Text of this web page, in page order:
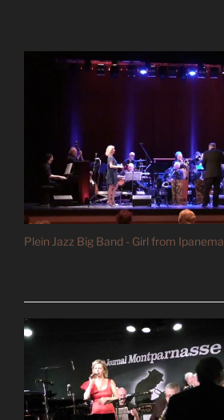
Plein Jazz Big Band - Girl from Ipanema